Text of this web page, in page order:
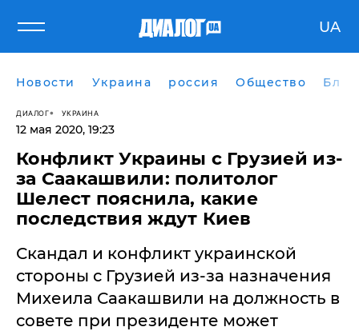
UA
Новости Украина россия Общество
ДИАЛОГ УКРАИНА
12 мая 2020, 19:23
Конфликт Украины с Грузией из-
за Саакашвили: политолог
Шелест пояснила, какие
последствия ждут Киев
Скандал и конфликт украинской
стороны с Грузией из-за назначения
Михеила Саакашвили на должность в
совете при президенте может